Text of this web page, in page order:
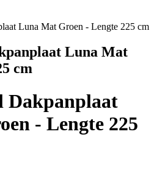
Luna Mat Groen - Lengte 225 cm
Luna Mat
cm
- Lengte 225